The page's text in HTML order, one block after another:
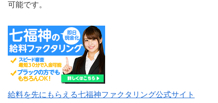
可能です。
給料を先にもらえる七福神ファクタリング公式サイト